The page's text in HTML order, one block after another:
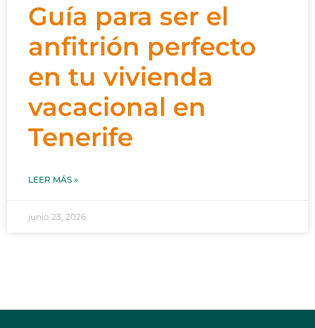
Guía para ser el
anfitrión perfecto
en tu vivienda
vacacional en
Tenerife
LEER MÁS »
junio 23, 2026